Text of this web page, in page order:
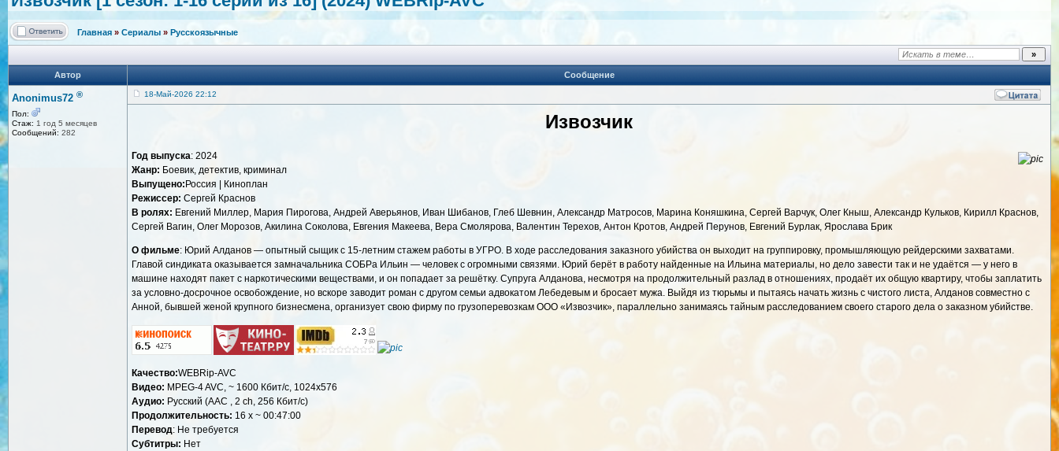
Главная » Сериалы » Русскоязычные
Автор Сообщение
Anonimus72 ®
Пол:
Стаж: 1 год 5 месяцев
Сообщений: 282
18-Май-2026 22:12
Извозчик
Год выпуска: 2024
Жанр: Боевик, детектив, криминал
Выпущено: Россия | Киноплан
Режиссер: Сергей Краснов
В ролях: Евгений Миллер, Мария Пирогова, Андрей Аверьянов, Иван Шибанов, Глеб Шевнин, Александр Матросов, Марина Коняшкина, Сергей Варчук, Олег Кныш, Александр Кульков, Кирилл Краснов,
Сергей Вагин, Олег Морозов, Акилина Соколова, Евгения Макеева, Вера Смолярова, Валентин Терехов, Антон Кротов, Андрей Перунов, Евгений Бурлак, Ярослава Брик
О фильме: Юрий Алданов — опытный сыщик с 15-летним стажем работы в УГРО. В ходе расследования заказного убийства он выходит на группировку, промышляющую рейдерскими захватами.
Главой синдиката оказывается замначальника СОБРа Ильин — человек с огромными связями. Юрий берёт в работу найденные на Ильина материалы, но дело завести так и не удаётся — у него в
машине находят пакет с наркотическими веществами, и он попадает за решётку. Супруга Алданова, несмотря на продолжительный разлад в отношениях, продаёт их общую квартиру, чтобы заплатить
за условно-досрочное освобождение, но вскоре заводит роман с другом семьи адвокатом Лебедевым и бросает мужа. Выйдя из тюрьмы и пытаясь начать жизнь с чистого листа, Алданов совместно с
Анной, бывшей женой крупного бизнесмена, организует свою фирму по грузоперевозкам ООО «Извозчик», параллельно занимаясь тайным расследованием своего старого дела о заказном убийстве.
Качество:WEBRip-AVC
Видео: MPEG-4 AVC, ~ 1600 Кбит/с, 1024х576
Аудио: Русский (AAC , 2 ch, 256 Кбит/с)
Продолжительность: 16 x ~ 00:47:00
Перевод: Не требуется
Субтитры: Нет